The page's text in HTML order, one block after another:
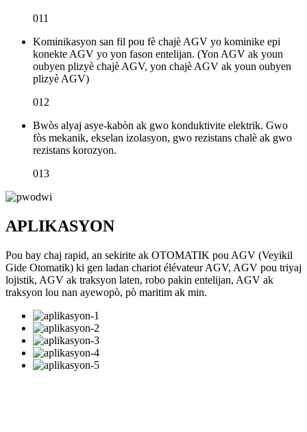
011
Kominikasyon san fil pou fè chajè AGV yo kominike epi
konekte AGV yo yon fason entelijan. (Yon AGV ak youn
oubyen plizyè chajè AGV, yon chajè AGV ak youn oubyen
plizyè AGV)
012
Bwòs alyaj asye-kabòn ak gwo konduktivite elektrik. Gwo
fòs mekanik, ekselan izolasyon, gwo rezistans chalè ak gwo
rezistans korozyon.
013
APLIKASYON
Pou bay chaj rapid, an sekirite ak OTOMATIK pou AGV (Veyikil
Gide Otomatik) ki gen ladan chariot élévateur AGV, AGV pou triyaj
lojistik, AGV ak traksyon laten, robo pakin entelijan, AGV ak
traksyon lou nan ayewopò, pò maritim ak min.